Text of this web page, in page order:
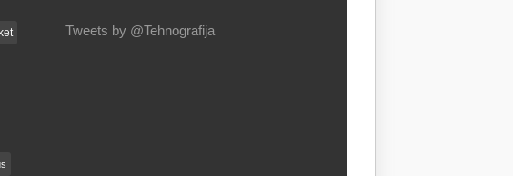
Tweets by @Tehnografija